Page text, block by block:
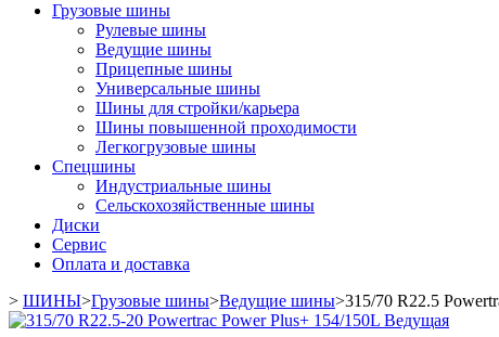
Грузовые шины
Рулевые шины
Ведущие шины
Прицепные шины
Универсальные шины
Шины для стройки/карьера
Шины повышенной проходимости
Легкогрузовые шины
Спецшины
Индустриальные шины
Сельскохозяйственные шины
Диски
Сервис
Оплата и доставка
> ШИНЫ>Грузовые шины>Ведущие шины>315/70 R22.5